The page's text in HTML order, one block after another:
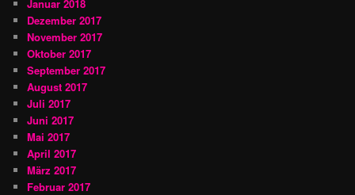
Januar 2018
Dezember 2017
November 2017
Oktober 2017
September 2017
August 2017
Juli 2017
Juni 2017
Mai 2017
April 2017
März 2017
Februar 2017